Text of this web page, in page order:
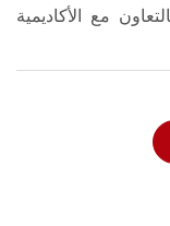
مع الأكاديمية